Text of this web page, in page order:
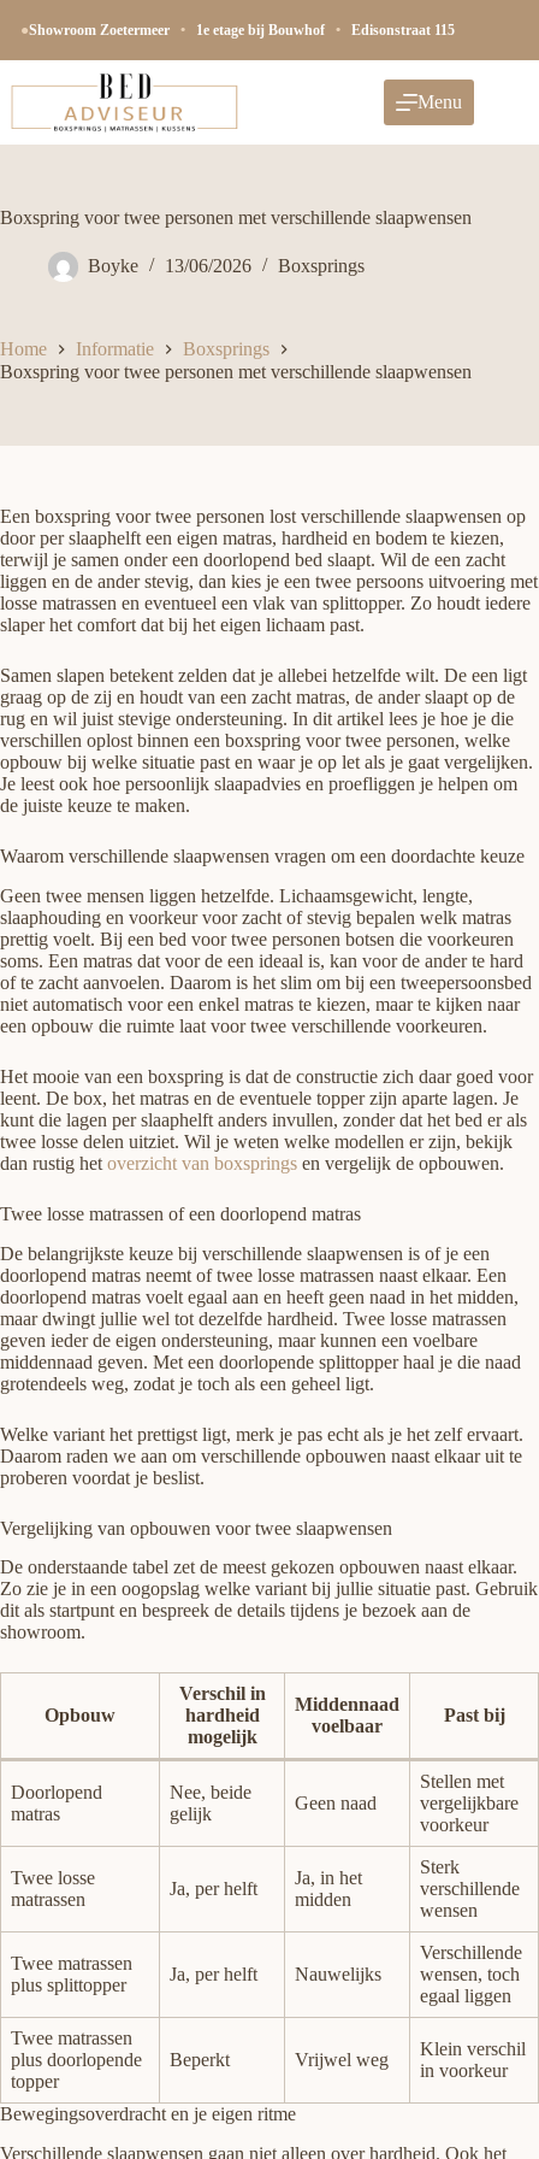
naar
●Showroom Zoetermeer • 1e etage bij Bouwhof • Edisonstraat 115
Menu
Boxspring voor twee personen met verschillende slaapwensen
Boyke 13/06/2026 Boxsprings
Home Informatie
Boxsprings
Boxspring voor twee personen met verschillende slaapwensen
Een boxspring voor twee personen lost verschillende slaapwensen op
door per slaaphelft een eigen matras, hardheid en bodem te kiezen,
terwijl je samen onder een doorlopend bed slaapt. Wil de een zacht
liggen en de ander stevig, dan kies je een twee persoons uitvoering met
losse matrassen en eventueel een vlak van splittopper. Zo houdt iedere
slaper het comfort dat bij het eigen lichaam past.
Samen slapen betekent zelden dat je allebei hetzelfde wilt. De een ligt
graag op de zij en houdt van een zacht matras, de ander slaapt op de
rug en wil juist stevige ondersteuning. In dit artikel lees je hoe je die
verschillen oplost binnen een boxspring voor twee personen, welke
opbouw bij welke situatie past en waar je op let als je gaat vergelijken.
Je leest ook hoe persoonlijk slaapadvies en proefliggen je helpen om
de juiste keuze te maken.
Waarom verschillende slaapwensen vragen om een doordachte keuze
Geen twee mensen liggen hetzelfde. Lichaamsgewicht, lengte,
slaaphouding en voorkeur voor zacht of stevig bepalen welk matras
prettig voelt. Bij een bed voor twee personen botsen die voorkeuren
soms. Een matras dat voor de een ideaal is, kan voor de ander te hard
of te zacht aanvoelen. Daarom is het slim om bij een tweepersoonsbed
niet automatisch voor een enkel matras te kiezen, maar te kijken naar
een opbouw die ruimte laat voor twee verschillende voorkeuren.
Het mooie van een boxspring is dat de constructie zich daar goed voor
leent. De box, het matras en de eventuele topper zijn aparte lagen. Je
kunt die lagen per slaaphelft anders invullen, zonder dat het bed er als
twee losse delen uitziet. Wil je weten welke modellen er zijn, bekijk
dan rustig het overzicht van boxsprings en vergelijk de opbouwen.
Twee losse matrassen of een doorlopend matras
De belangrijkste keuze bij verschillende slaapwensen is of je een
doorlopend matras neemt of twee losse matrassen naast elkaar. Een
doorlopend matras voelt egaal aan en heeft geen naad in het midden,
maar dwingt jullie wel tot dezelfde hardheid. Twee losse matrassen
geven ieder de eigen ondersteuning, maar kunnen een voelbare
middennaad geven. Met een doorlopende splittopper haal je die naad
grotendeels weg, zodat je toch als een geheel ligt.
Welke variant het prettigst ligt, merk je pas echt als je het zelf ervaart.
Daarom raden we aan om verschillende opbouwen naast elkaar uit te
proberen voordat je beslist.
Vergelijking van opbouwen voor twee slaapwensen
De onderstaande tabel zet de meest gekozen opbouwen naast elkaar.
Zo zie je in een oogopslag welke variant bij jullie situatie past. Gebruik
dit als startpunt en bespreek de details tijdens je bezoek aan de
showroom.
Opbouw
Verschil in
hardheid
mogelijk
Middennaad
voelbaar
Past bij
Doorlopend
matras
Nee, beide
gelijk
Geen naad
Stellen met
vergelijkbare
voorkeur
Twee losse
matrassen
Ja, per helft
Ja, in het
midden
Sterk
verschillende
wensen
Twee matrassen
plus splittopper
Ja, per helft Nauwelijks
Verschillende
wensen, toch
egaal liggen
Twee matrassen
plus doorlopende
topper
Beperkt Vrijwel weg
Klein verschil
in voorkeur
Bewegingsoverdracht en je eigen ritme
Verschillende slaapwensen gaan niet alleen over hardheid. Ook het